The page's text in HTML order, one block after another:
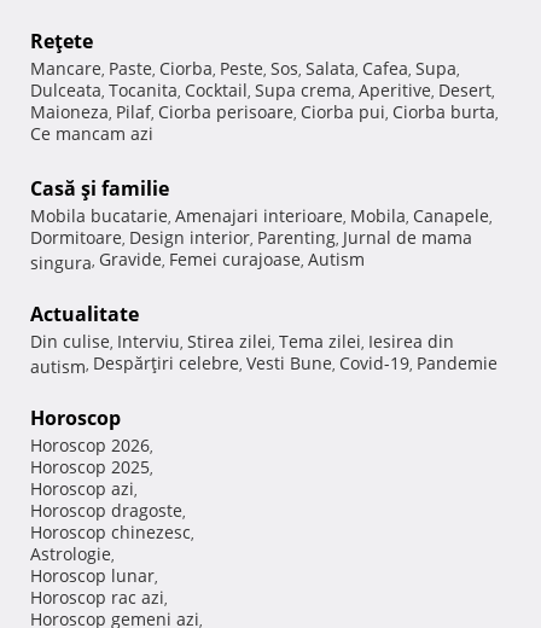
Reţete
Mancare, Paste, Ciorba, Peste, Sos, Salata, Cafea, Supa,
Dulceata, Tocanita, Cocktail, Supa crema, Aperitive, Desert,
Maioneza, Pilaf, Ciorba perisoare, Ciorba pui, Ciorba burta,
Ce mancam azi
Casă şi familie
Mobila bucatarie, Amenajari interioare, Mobila, Canapele,
Dormitoare, Design interior, Parenting, Jurnal de mama
singura, Gravide, Femei curajoase, Autism
Actualitate
Din culise, Interviu, Stirea zilei, Tema zilei, Iesirea din
autism, Despărţiri celebre, Vesti Bune, Covid-19, Pandemie
Horoscop
Horoscop 2026,
Horoscop 2025,
Horoscop azi,
Horoscop dragoste,
Horoscop chinezesc,
Astrologie,
Horoscop lunar,
Horoscop rac azi,
Horoscop gemeni azi,